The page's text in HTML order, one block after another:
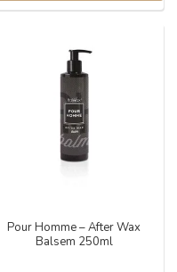
Pour Homme – After Wax
Balsem 250ml